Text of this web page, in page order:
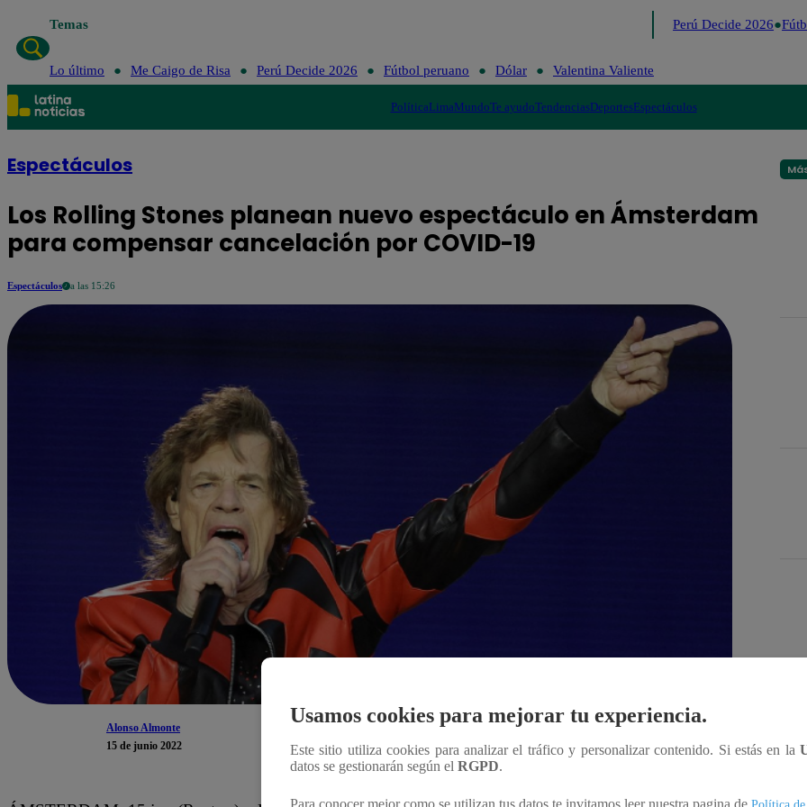
Temas Perú Decide 2026
Lo último Me Caigo de Risa Perú Decide 2026 Fútbol peruano Dólar Valentina Valiente
PolíticaLimaMundoTe ayudoTendenciasDeportesEspectáculos
Espectáculos
Los Rolling Stones planean nuevo espectáculo en Ámsterdam
para compensar cancelación por COVID-19
Espectáculos a las 15:26
Alonso Almonte
15 de junio 2022
Usamos cookies para mejorar tu experiencia.
Este sitio utiliza cookies para analizar el tráfico y personalizar contenido. Si estás en la
datos se gestionarán según el RGPD.